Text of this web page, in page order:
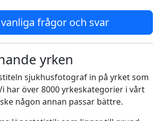
frågor och svar
yrken
sjukhusfotograf in på yrket som
har över 8000 yrkeskategorier i vårt
någon annan passar bättre.